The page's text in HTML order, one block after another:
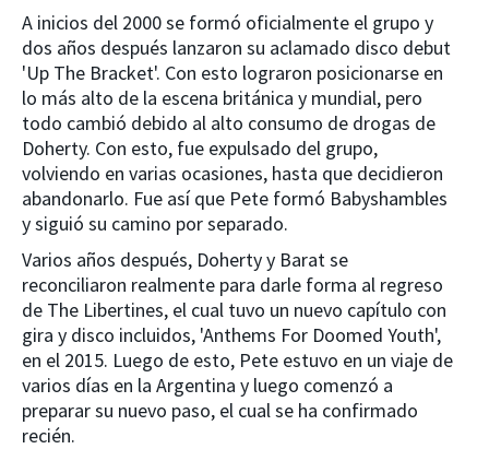
A inicios del 2000 se formó oficialmente el grupo y
dos años después lanzaron su aclamado disco debut
'Up The Bracket'. Con esto lograron posicionarse en
lo más alto de la escena británica y mundial, pero
todo cambió debido al alto consumo de drogas de
Doherty. Con esto, fue expulsado del grupo,
volviendo en varias ocasiones, hasta que decidieron
abandonarlo. Fue así que Pete formó Babyshambles
y siguió su camino por separado.
Varios años después, Doherty y Barat se
reconciliaron realmente para darle forma al regreso
de The Libertines, el cual tuvo un nuevo capítulo con
gira y disco incluidos, 'Anthems For Doomed Youth',
en el 2015. Luego de esto, Pete estuvo en un viaje de
varios días en la Argentina y luego comenzó a
preparar su nuevo paso, el cual se ha confirmado
recién.